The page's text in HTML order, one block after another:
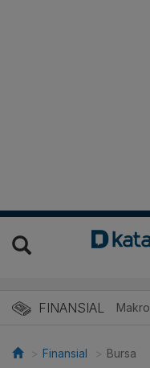
FINANSIAL Makro
Finansial Bursa